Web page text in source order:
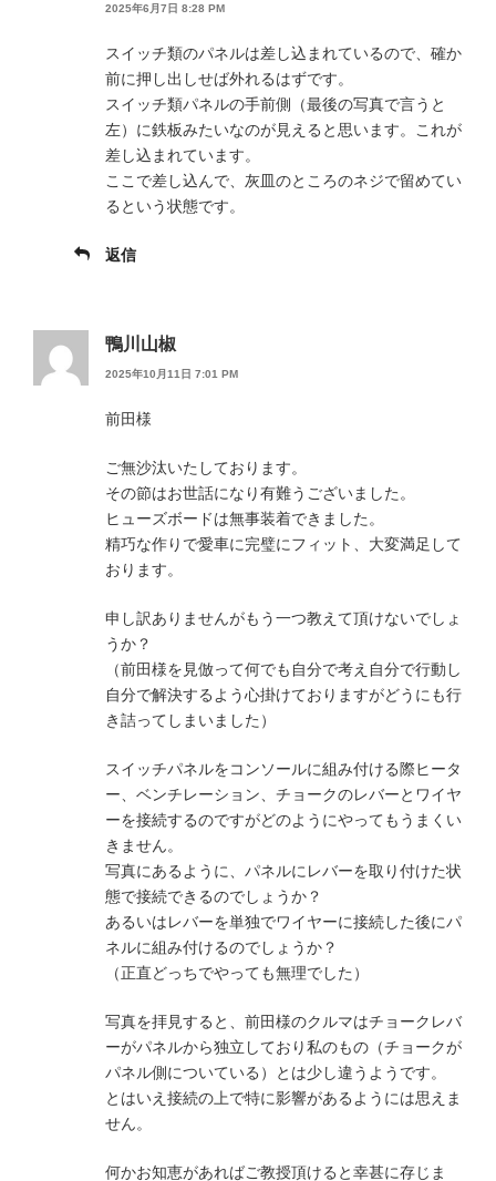
2025年6月7日 8:28 PM
スイッチ類のパネルは差し込まれているので、確か
前に押し出しせば外れるはずです。
スイッチ類パネルの手前側（最後の写真で言うと
左）に鉄板みたいなのが見えると思います。これが
差し込まれています。
ここで差し込んで、灰皿のところのネジで留めてい
るという状態です。
返信
鴨川山椒
2025年10月11日 7:01 PM
前田様
ご無沙汰いたしております。
その節はお世話になり有難うございました。
ヒューズボードは無事装着できました。
精巧な作りで愛車に完璧にフィット、大変満足して
おります。
申し訳ありませんがもう一つ教えて頂けないでしょ
うか？
（前田様を見倣って何でも自分で考え自分で行動し
自分で解決するよう心掛けておりますがどうにも行
き詰ってしまいました）
スイッチパネルをコンソールに組み付ける際ヒータ
ー、ベンチレーション、チョークのレバーとワイヤ
ーを接続するのですがどのようにやってもうまくい
きません。
写真にあるように、パネルにレバーを取り付けた状
態で接続できるのでしょうか？
あるいはレバーを単独でワイヤーに接続した後にパ
ネルに組み付けるのでしょうか？
（正直どっちでやっても無理でした）
写真を拝見すると、前田様のクルマはチョークレバ
ーがパネルから独立しており私のもの（チョークが
パネル側についている）とは少し違うようです。
とはいえ接続の上で特に影響があるようには思えま
せん。
何かお知恵があればご教授頂けると幸甚に存じま